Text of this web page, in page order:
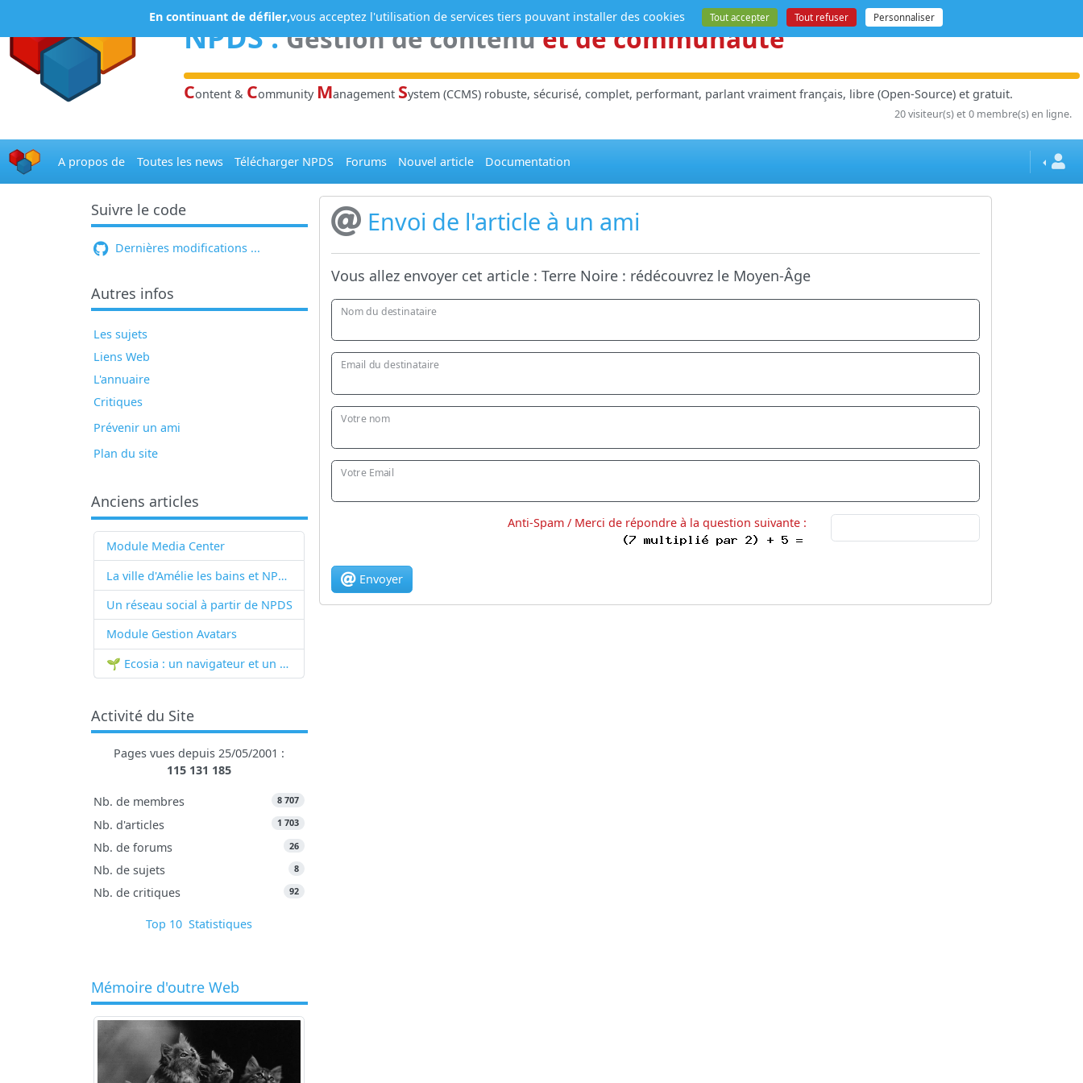
NPDS:Gestion de contenuet de communauté
Content & Community Management System (CCMS) robuste, sécurisé, complet, performant, parlant vraiment français, libre (Open-Source) et gratuit.
20 visiteur(s) et 0 membre(s) en ligne.
A propos de Toutes les news Télécharger NPDS Forums Nouvel article Documentation
Suivre le code
Dernières modifications ...
Autres infos
Les sujets
Liens Web
L'annuaire
Critiques
Prévenir un ami
Plan du site
Anciens articles
Module Media Center
La ville d'Amélie les bains et NPDS
Un réseau social à partir de NPDS
Module Gestion Avatars
🌱 Ecosia : un navigateur et un moteur de recherche qui plantent des arbres !...
Activité du Site
Pages vues depuis 25/05/2001 :
115 131 185
Nb. de membres 8 707
Nb. d'articles 1 703
Nb. de forums 26
Nb. de sujets 8
Nb. de critiques 92
Top 10 Statistiques
Mémoire d'outre Web
Envoi de l'article à un ami
Vous allez envoyer cet article :Terre Noire : rédécouvrez le Moyen-Âge
Nom du destinataire
Email du destinataire
Votre nom
Votre Email
Anti-Spam / Merci de répondre à la question suivante :
Envoyer
En continuant de défiler,vous acceptez l'utilisation de services tiers pouvant installer des cookies Tout accepter Tout refuser Personnaliser